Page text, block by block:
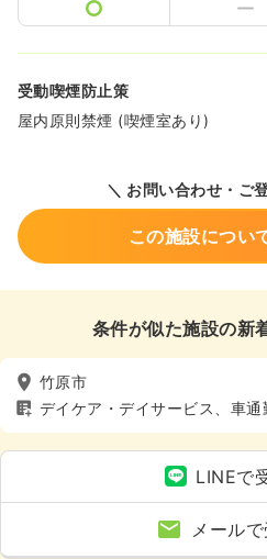
受動喫煙防止策
屋内原則禁煙 (喫煙室あり)
＼ お問い合わせ・ご
この施設につい
条件が似た施設の新
竹原市
デイケア・デイサービス、車通
LINEで
メール